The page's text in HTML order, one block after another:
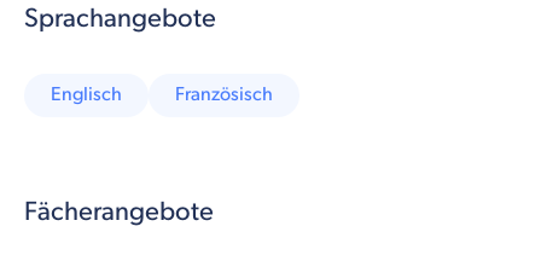
Sprachangebote
Englisch Französisch
Fächerangebote